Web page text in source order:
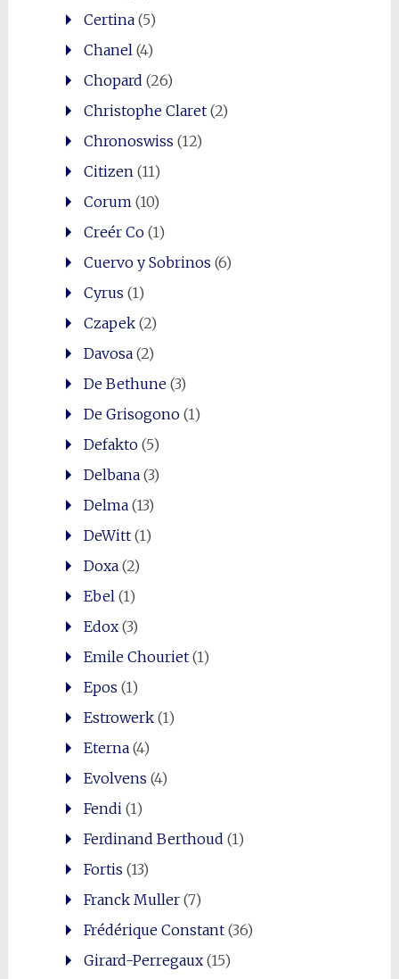
Certina(5)
Chanel(4)
Chopard (26)
Christophe Claret(2)
Chronoswiss (12)
Citizen(11)
Corum(10)
Creér Co(1)
Cuervo y Sobrinos (6)
Cyrus (1)
Czapek(2)
Davosa(2)
De Bethune(3)
De Grisogono(1)
Defakto(5)
Delbana(3)
Delma(13)
DeWitt(1)
Doxa(2)
Ebel(1)
Edox(3)
Emile Chouriet(1)
Epos (1)
Estrowerk(1)
Eterna(4)
Evolvens (4)
Fendi(1)
Ferdinand Berthoud (1)
Fortis (13)
Franck Muller(7)
Frédérique Constant(36)
Girard-Perregaux(15)